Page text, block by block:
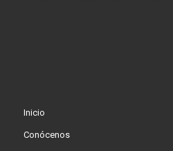
Inicio
Conócenos